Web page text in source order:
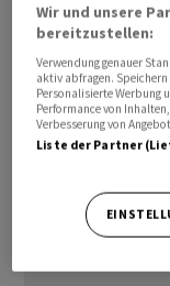
getrieben. Im
Euroraum ersten
Prozent über
Wir und unsere
bereitzustellen:
Verwendung genauer
aktiv abfragen.
Personalisierte Werbung
Performance von
Verbesserung von
Liste der Partner